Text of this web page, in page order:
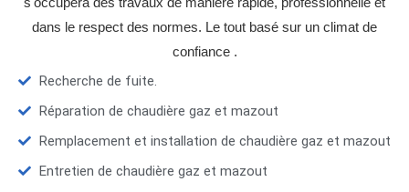
dans le respect des normes. Le tout basé sur un climat de
confiance .
Recherche de fuite.
Réparation de chaudière gaz et mazout
Remplacement et installation de chaudière gaz et mazout
Entretien de chaudière gaz et mazout